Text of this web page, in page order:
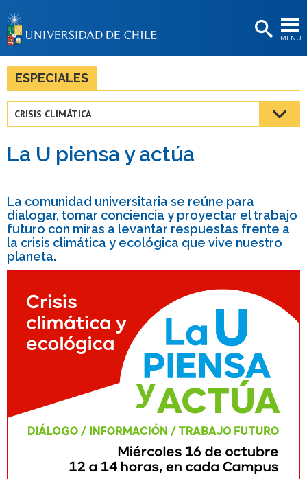
MENÚ
BIBLIOTECAS
Estudiantes
Académicas/os
Egresadas/os
ESPECIALES
CRISIS CLIMÁTICA
La U piensa y actúa
La comunidad universitaria se reúne para
dialogar, tomar conciencia y proyectar el trabajo
futuro con miras a levantar respuestas frente a
la crisis climática y ecológica que vive nuestro
planeta.